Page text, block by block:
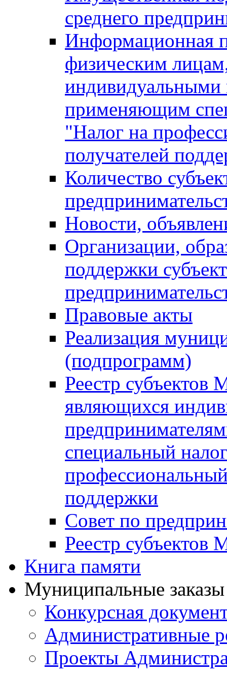
среднего
Информационная
физическим
индивидуальными
применяющим
"Налог на
получателей
Количество
Новости,
Организации,
поддержки
Правовые акты
Реализация
(подпрограмм)
Реестр
являющихся
специальный
поддержки
Совет по
Реестр
Книга памяти
Муниципальные
Конкурсная
Административные
Проекты